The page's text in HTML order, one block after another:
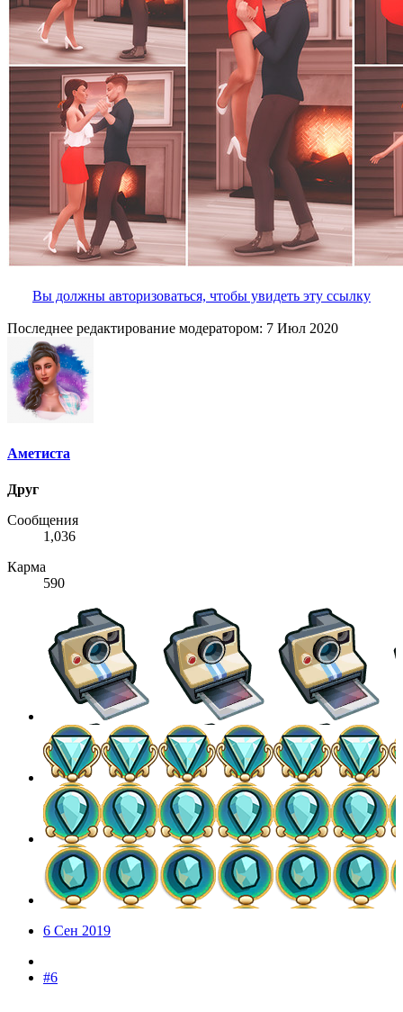
Вы должны авторизоваться, чтобы увидеть эту ссылку
Последнее редактирование модератором: 7 Июл 2020
Аметиста
Друг
Сообщения
1,036
Карма
590
6 Сен 2019
#6